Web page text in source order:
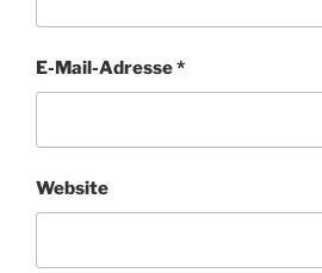
E-Mail-Adresse*
Website